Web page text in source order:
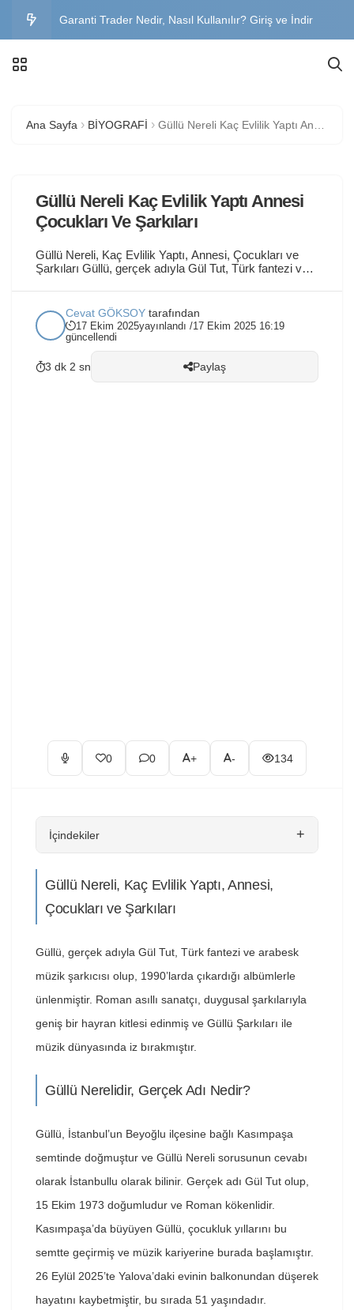
Garanti Trader Nedir, Nasıl Kullanılır? Giriş ve İndir
Değiştirme, Mail ve OİBS Rehberi
Ana Sayfa BİYOGRAFİ
Güllü Nereli Kaç Evlilik Yaptı Annesi
Çocukları Ve Şarkıları
Güllü Nereli, Kaç Evlilik Yaptı, Annesi, Çocukları ve
Şarkıları Güllü, gerçek adıyla Gül Tut, Türk fantezi ve
albümlerle ünlenmiştir. Roman asıllı sanatçı, duygusal
şarkılarıyla geniş bir hayran kitlesi edinmiş ve Güllü
Şarkıları ile müzik dünyasında iz bırakmıştır. Güllü
Nerelidir, Gerçek Adı Nedir? Güllü, İstanbul’un...
Cevat GÖKSOY tarafından
17 Ekim 2025yayınlandı /17 Ekim 2025 16:19
güncellendi
3 dk 2 sn Paylaş
0 0 + - 134
İçindekiler +
Güllü Nereli, Kaç Evlilik Yaptı, Annesi,
Çocukları ve Şarkıları
Güllü, gerçek adıyla Gül Tut, Türk fantezi ve arabesk
müzik şarkıcısı olup, 1990’larda çıkardığı albümlerle
ünlenmiştir. Roman asıllı sanatçı, duygusal şarkılarıyla
geniş bir hayran kitlesi edinmiş ve Güllü Şarkıları ile
müzik dünyasında iz bırakmıştır.
Güllü Nerelidir, Gerçek Adı Nedir?
Güllü, İstanbul’un Beyoğlu ilçesine bağlı Kasımpaşa
semtinde doğmuştur ve Güllü Nereli sorusunun cevabı
olarak İstanbullu olarak bilinir. Gerçek adı Gül Tut olup,
15 Ekim 1973 doğumludur ve Roman kökenlidir.
Kasımpaşa’da büyüyen Güllü, çocukluk yıllarını bu
semtte geçirmiş ve müzik kariyerine burada başlamıştır.
26 Eylül 2025’te Yalova’daki evinin balkonundan düşerek
hayatını kaybetmiştir, bu sırada 51 yaşındadır.